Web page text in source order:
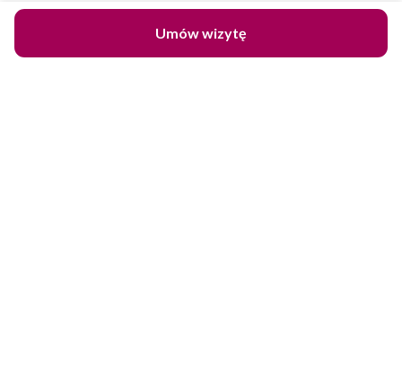
Umów wizytę